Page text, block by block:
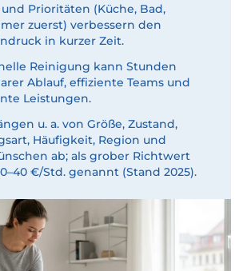
Prioritäten (Küche, Bad,
zuerst) verbessern den
in kurzer Zeit.
Reinigung kann Stunden
Ablauf, effiziente Teams und
Leistungen.
u. a. von Größe, Zustand,
Häufigkeit, Region und
ab; als grober Richtwert
€/Std. genannt (Stand 2025).